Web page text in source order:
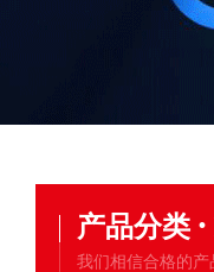
产品分类 ·
我们相信合格的